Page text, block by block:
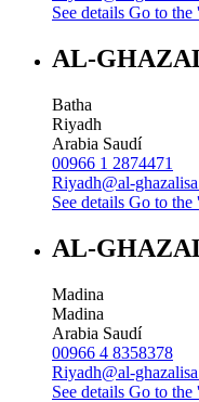
See details Go to
AL-
Batha
Riyadh
Arabia Saudí
00966 1 2874471
Riyadh@al-
See details Go to
AL-
Madina
Madina
Arabia Saudí
00966 4 8358378
Riyadh@al-
See details Go to